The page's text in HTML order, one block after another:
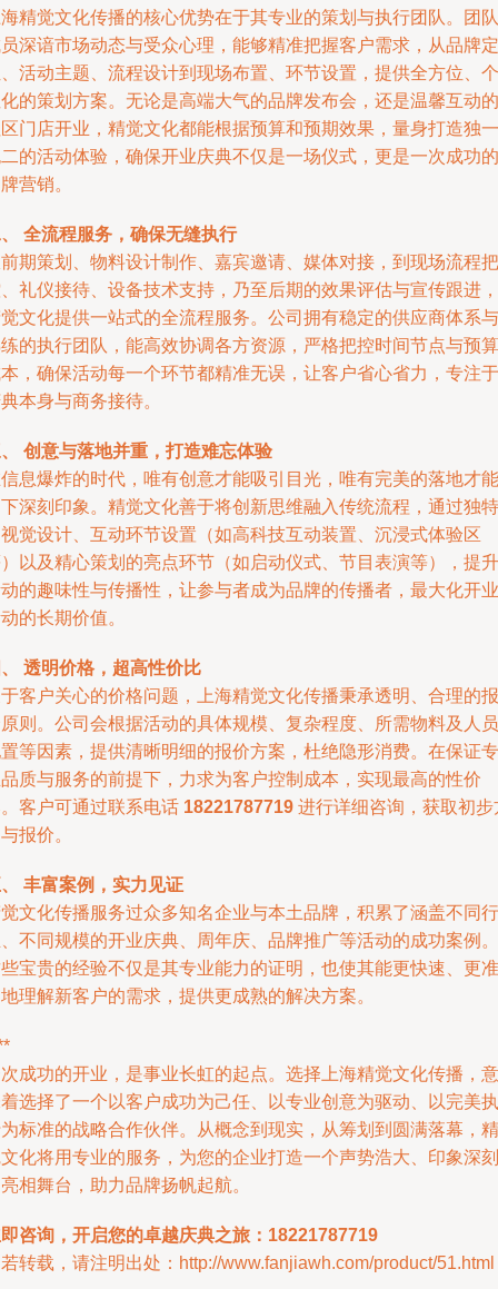
精觉文化传播的核心优势在于其专业的策划与执行团队。团队
深谙市场动态与受众心理，能够精准把握客户需求，从品牌定
活动主题、流程设计到现场布置、环节设置，提供全方位、个
的策划方案。无论是高端大气的品牌发布会，还是温馨互动的
门店开业，精觉文化都能根据预算和预期效果，量身打造独一
的活动体验，确保开业庆典不仅是一场仪式，更是一次成功的
营销。
全流程服务，确保无缝执行
期策划、物料设计制作、嘉宾邀请、媒体对接，到现场流程把
礼仪接待、设备技术支持，乃至后期的效果评估与宣传跟进，
文化提供一站式的全流程服务。公司拥有稳定的供应商体系与
的执行团队，能高效协调各方资源，严格把控时间节点与预算
，确保活动每一个环节都精准无误，让客户省心省力，专注于
本身与商务接待。
创意与落地并重，打造难忘体验
息爆炸的时代，唯有创意才能吸引目光，唯有完美的落地才能
深刻印象。精觉文化善于将创新思维融入传统流程，通过独特
觉设计、互动环节设置（如高科技互动装置、沉浸式体验区
以及精心策划的亮点环节（如启动仪式、节目表演等），提升
的趣味性与传播性，让参与者成为品牌的传播者，最大化开业
的长期价值。
透明价格，超高性价比
客户关心的价格问题，上海精觉文化传播秉承透明、合理的报
则。公司会根据活动的具体规模、复杂程度、所需物料及人员
等因素，提供清晰明细的报价方案，杜绝隐形消费。在保证专
质与服务的前提下，力求为客户控制成本，实现最高的性价
客户可通过联系电话 18221787719 进行详细咨询，获取初步
报价。
丰富案例，实力见证
文化传播服务过众多知名企业与本土品牌，积累了涵盖不同行
不同规模的开业庆典、周年庆、品牌推广等活动的成功案例。
宝贵的经验不仅是其专业能力的证明，也使其能更快速、更准
理解新客户的需求，提供更成熟的解决方案。
成功的开业，是事业长虹的起点。选择上海精觉文化传播，意
选择了一个以客户成功为己任、以专业创意为驱动、以完美执
标准的战略合作伙伴。从概念到现实，从筹划到圆满落幕，精
化将用专业的服务，为您的企业打造一个声势浩大、印象深刻
相舞台，助力品牌扬帆起航。
咨询，开启您的卓越庆典之旅：18221787719
转载，请注明出处：http://www.fanjiawh.com/product/51.html